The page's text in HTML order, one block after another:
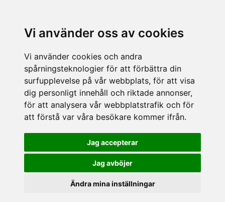
Vi använder oss av cookies
Vi använder cookies och andra
spårningsteknologier för att förbättra din
surfupplevelse på vår webbplats, för att visa
dig personligt innehåll och riktade annonser,
för att analysera vår webbplatstrafik och för
att förstå var våra besökare kommer ifrån.
Jag accepterar
Jag avböjer
Ändra mina inställningar